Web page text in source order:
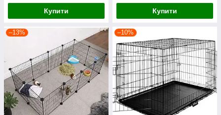
Купити Купити
–13% –10%